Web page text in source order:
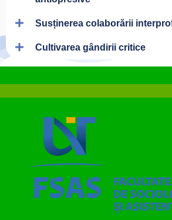
Susținerea colaborării
Cultivarea gândirii critice